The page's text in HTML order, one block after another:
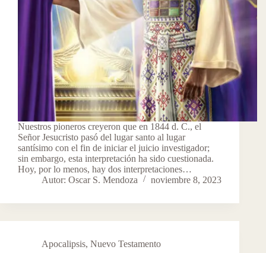
Nuestros pioneros creyeron que en 1844 d. C., el
Señor Jesucristo pasó del lugar santo al lugar
santísimo con el fin de iniciar el juicio investigador;
sin embargo, esta interpretación ha sido cuestionada.
Hoy, por lo menos, hay dos interpretaciones…
Autor: Oscar S. Mendoza
noviembre 8, 2023
Apocalipsis, Nuevo Testamento